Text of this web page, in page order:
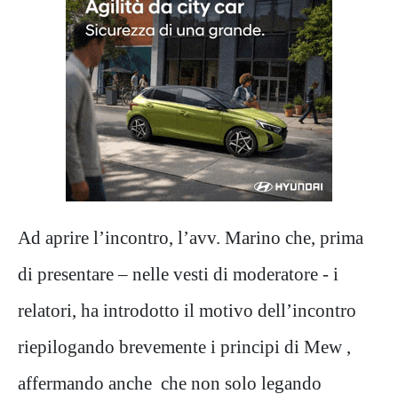
Ad aprire l’incontro, l’avv. Marino che, prima
di presentare – nelle vesti di moderatore - i
relatori, ha introdotto il motivo dell’incontro
riepilogando brevemente i principi di Mew ,
affermando anche che non solo legando